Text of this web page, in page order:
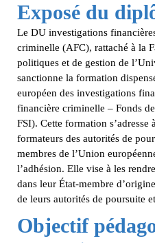
Exposé du
Le DU investigations
criminelle (AFC), rattaché à la
politiques et de gestion de
sanctionne la formation
européen des investigations
financière criminelle – Fonds
FSI). Cette formation s’adresse
formateurs des autorités de
membres de l’Union
l’adhésion. Elle vise à les
dans leur État-membre
de leurs autorités de poursuite
Objectif